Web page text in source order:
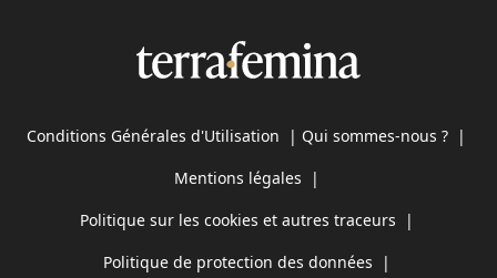
Conditions Générales d'Utilisation | Qui sommes-nous ? |
Mentions légales |
Politique sur les cookies et autres traceurs |
Politique de protection des données |